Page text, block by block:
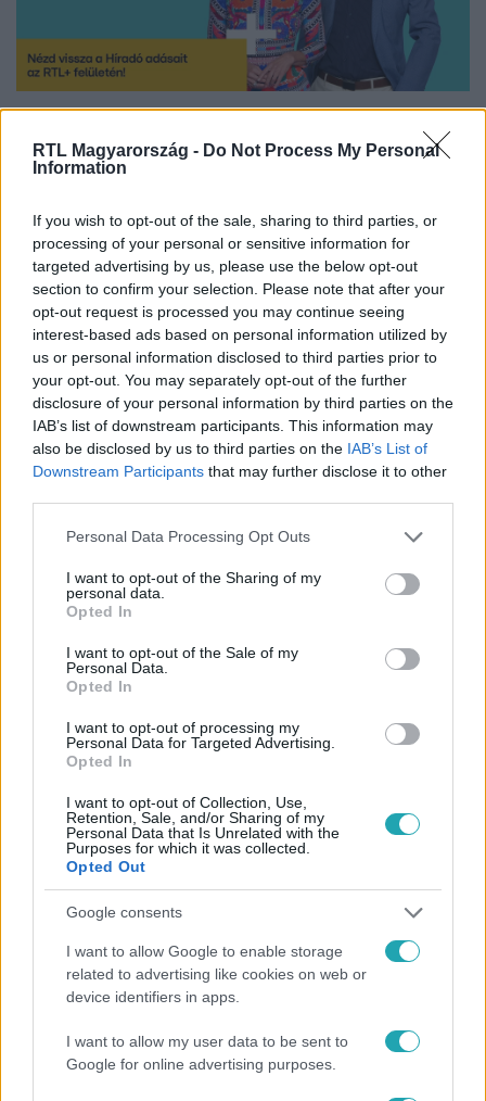
RTL Magyarország - Do Not Process My Personal
Information
If you wish to opt-out of the sale, sharing to third parties, or
processing of your personal or sensitive information for
targeted advertising by us, please use the below opt-out
section to confirm your selection. Please note that after your
opt-out request is processed you may continue seeing
interest-based ads based on personal information utilized by
us or personal information disclosed to third parties prior to
your opt-out. You may separately opt-out of the further
disclosure of your personal information by third parties on the
IAB’s list of downstream participants. This information may
also be disclosed by us to third parties on the IAB’s List of
Downstream Participants that may further disclose it to other
Please note that this website/app uses one or more Google
not limited to your visit or usage behaviour. You may click to
grant or deny consent to Google and its third-party tags to
use your data for below specified purposes in below Google
consent section.
Personal Data Processing Opt Outs
I want to opt-out of the Sharing of my
personal data.
Opted In
I want to opt-out of the Sale of my
Personal Data.
Opted In
I want to opt-out of processing my
Personal Data for Targeted Advertising.
Opted In
I want to opt-out of Collection, Use,
Retention, Sale, and/or Sharing of my
Personal Data that Is Unrelated with the
Purposes for which it was collected.
Opted Out
Google consents
I want to allow Google to enable storage
related to advertising like cookies on web or
device identifiers in apps.
I want to allow my user data to be sent to
Google for online advertising purposes.
Itt állítsd be, hogy az RTL.hu az elsők között
legyen a Google-találatokban!
Facebookon is!
ADÁSRÉSZLETEK